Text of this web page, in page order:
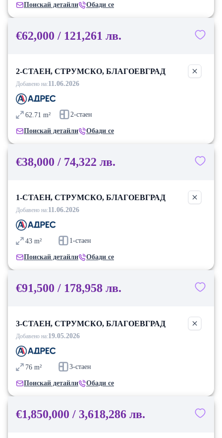
Поискай детайли Обади се
€62,000 / 121,261 лв.
2-СТАЕН, СТРУМСКО, БЛАГОЕВГРАД
Добавено на:11.06.2026
62.71 m² 2-стаен
Поискай детайли Обади се
€38,000 / 74,322 лв.
1-СТАЕН, СТРУМСКО, БЛАГОЕВГРАД
Добавено на:11.06.2026
43 m² 1-стаен
Поискай детайли Обади се
€91,500 / 178,958 лв.
3-СТАЕН, СТРУМСКО, БЛАГОЕВГРАД
Добавено на:19.05.2026
76 m² 3-стаен
Поискай детайли Обади се
€1,850,000 / 3,618,286 лв.